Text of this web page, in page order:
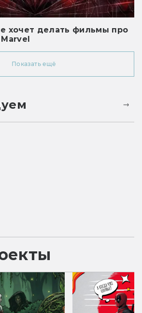
хочет делать фильмы про
Показать ещё